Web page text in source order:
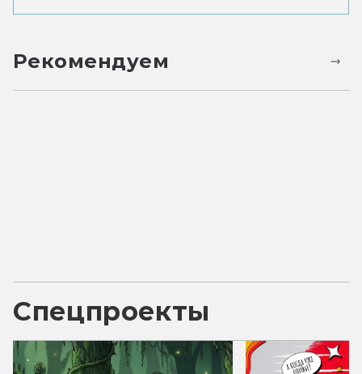
Рекомендуем
Спецпроекты